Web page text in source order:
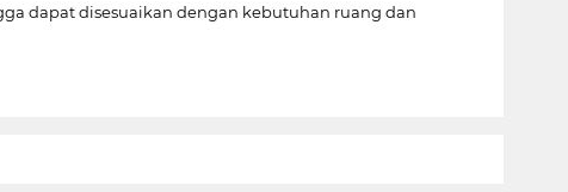
dapat disesuaikan dengan kebutuhan ruang dan